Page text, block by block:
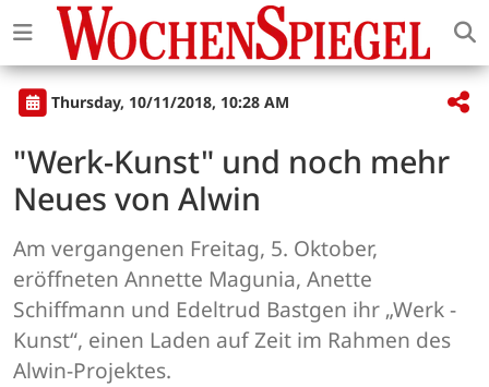
Thursday, 10/11/2018, 10:28 AM
"Werk-Kunst" und noch mehr
Neues von Alwin
Am vergangenen Freitag, 5. Oktober,
eröffneten Annette Magunia, Anette
Schiffmann und Edeltrud Bastgen ihr „Werk -
Kunst“, einen Laden auf Zeit im Rahmen des
Alwin-Projektes.